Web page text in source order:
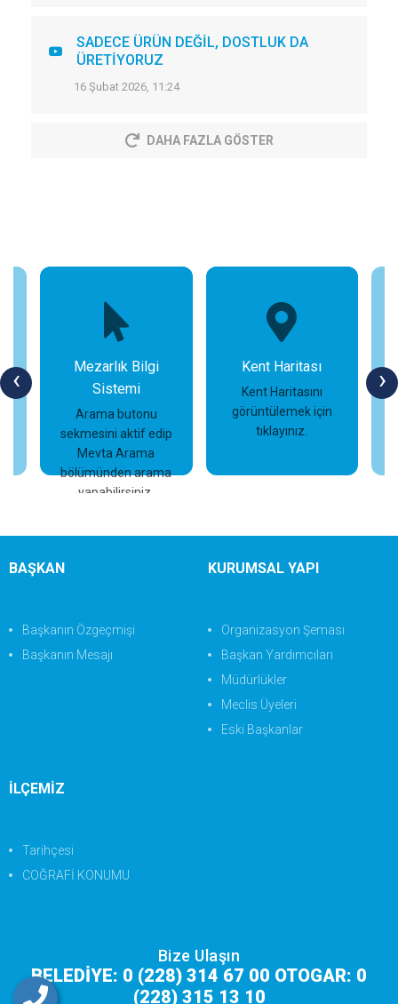
SADECE ÜRÜN DEĞİL, DOSTLUK DA
ÜRETİYORUZ
16 Şubat 2026, 11:24
DAHA FAZLA GÖSTER
‹ ›
Mezarlık Bilgi
Sistemi
Arama butonu
sekmesini aktif edip
Mevta Arama
bölümünden arama
yapabilirsiniz.
İncele
Kent Haritası
Kent Haritasını
görüntülemek için
tıklayınız.
BAŞKAN
Başkanın Özgeçmişi
Başkanın Mesajı
KURUMSAL YAPI
Organizasyon Şeması
Başkan Yardımcıları
Müdürlükler
Meclis Üyeleri
Eski Başkanlar
İLÇEMİZ
Tarihçesi
COĞRAFİ KONUMU
Bize Ulaşın
BELEDİYE: 0 (228) 314 67 00 OTOGAR: 0
(228) 315 13 10